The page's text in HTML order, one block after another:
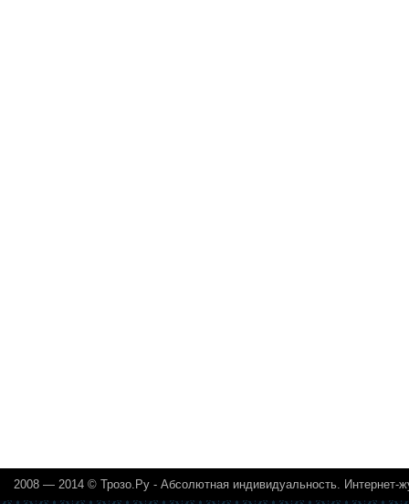
2008 — 2014 © Трозо.Ру - Абсолютная индивидуальность. Интернет-